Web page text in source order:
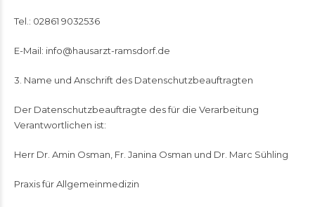
Tel.: 02861 9032536
E-Mail: info@hausarzt-ramsdorf.de
3. Name und Anschrift des Datenschutzbeauftragten
Der Datenschutzbeauftragte des für die Verarbeitung
Verantwortlichen ist:
Herr Dr. Amin Osman, Fr. Janina Osman und Dr. Marc Sühling
Praxis für Allgemeinmedizin